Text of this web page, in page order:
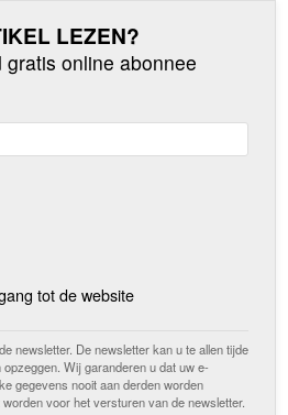
LEZEN?
online abonnee
tot de website
newsletter. De newsletter kan u te allen tijde
Wij garanderen u dat uw e-
gegevens nooit aan derden worden
voor het versturen van de newsletter.